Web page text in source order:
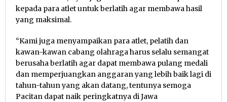
kepada para atlet untuk berlatih agar membawa hasil
yang maksimal.
“Kami juga menyampaikan para atlet, pelatih dan
kawan-kawan cabang olahraga harus selalu semangat
berusaha berlatih agar dapat membawa pulang medali
dan memperjuangkan anggaran yang lebih baik lagi di
tahun-tahun yang akan datang, tentunya semoga
Pacitan dapat naik peringkatnya di Jawa